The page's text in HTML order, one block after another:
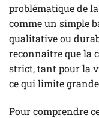
problématique de
comme un simple
qualitative ou
reconnaître que la
strict, tant pour la
ce qui limite
Pour comprendre